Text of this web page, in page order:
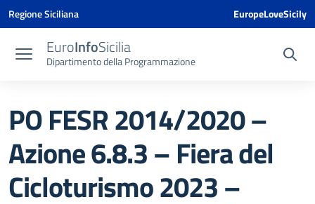
Vai ai contenuti
Vai al menu di navigazione
Vai al footer
Vai al banner delle Cookie Policy
Regione Siciliana EuropeLoveSicily
EuroInfoSicilia
Dipartimento della Programmazione
PO FESR 2014/2020 –
Azione 6.8.3 – Fiera del
Cicloturismo 2023 –